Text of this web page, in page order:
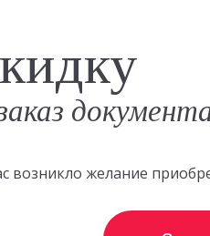
возникло желание